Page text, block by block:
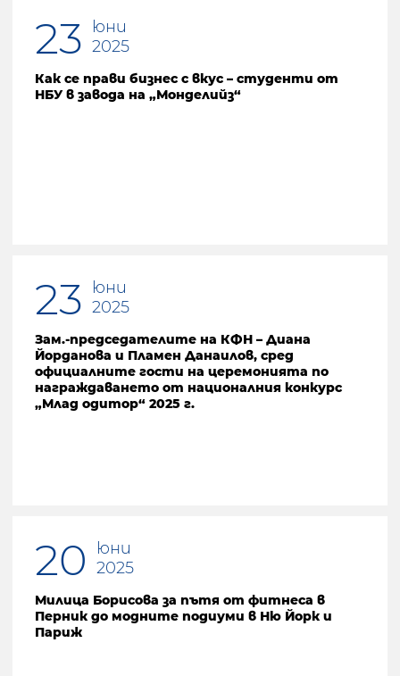
23
юни
2025
Как се прави бизнес с вкус – студенти от
НБУ в завода на „Монделийз“
23
юни
2025
Зам.-председателите на КФН – Диана
Йорданова и Пламен Данаилов, сред
официалните гости на церемонията по
награждаването от националния конкурс
„Млад одитор“ 2025 г.
20
юни
2025
Милица Борисова за пътя от фитнеса в
Перник до модните подиуми в Ню Йорк и
Париж